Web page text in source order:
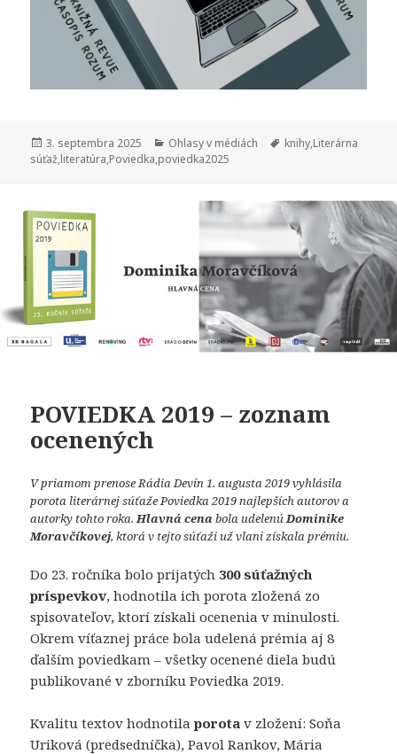
Publikované
3. septembra 2025 Kategórie
Ohlasy v médiách Značky
knihy,Literárna
súťaž,literatúra,Poviedka,poviedka2025
POVIEDKA 2019 – zoznam
ocenených
V priamom prenose Rádia Devín 1. augusta 2019 vyhlásila
porota literárnej súťaže Poviedka 2019 najlepších autorov a
autorky tohto roka.Hlavná cena bola udelenúDominike
Moravčíkovej, ktorá v tejto súťaži už vlani získala prémiu.
Do 23. ročníka bolo prijatých 300 súťažných
príspevkov, hodnotila ich porota zložená zo
spisovateľov, ktorí získali ocenenia v minulosti.
Okrem víťaznej práce bola udelená prémia aj 8
ďalším poviedkam – všetky ocenené diela budú
publikované v zborníku Poviedka 2019.
Kvalitu textov hodnotilaporotav zložení: Soňa
Uriková (predsedníčka), Pavol Rankov, Mária